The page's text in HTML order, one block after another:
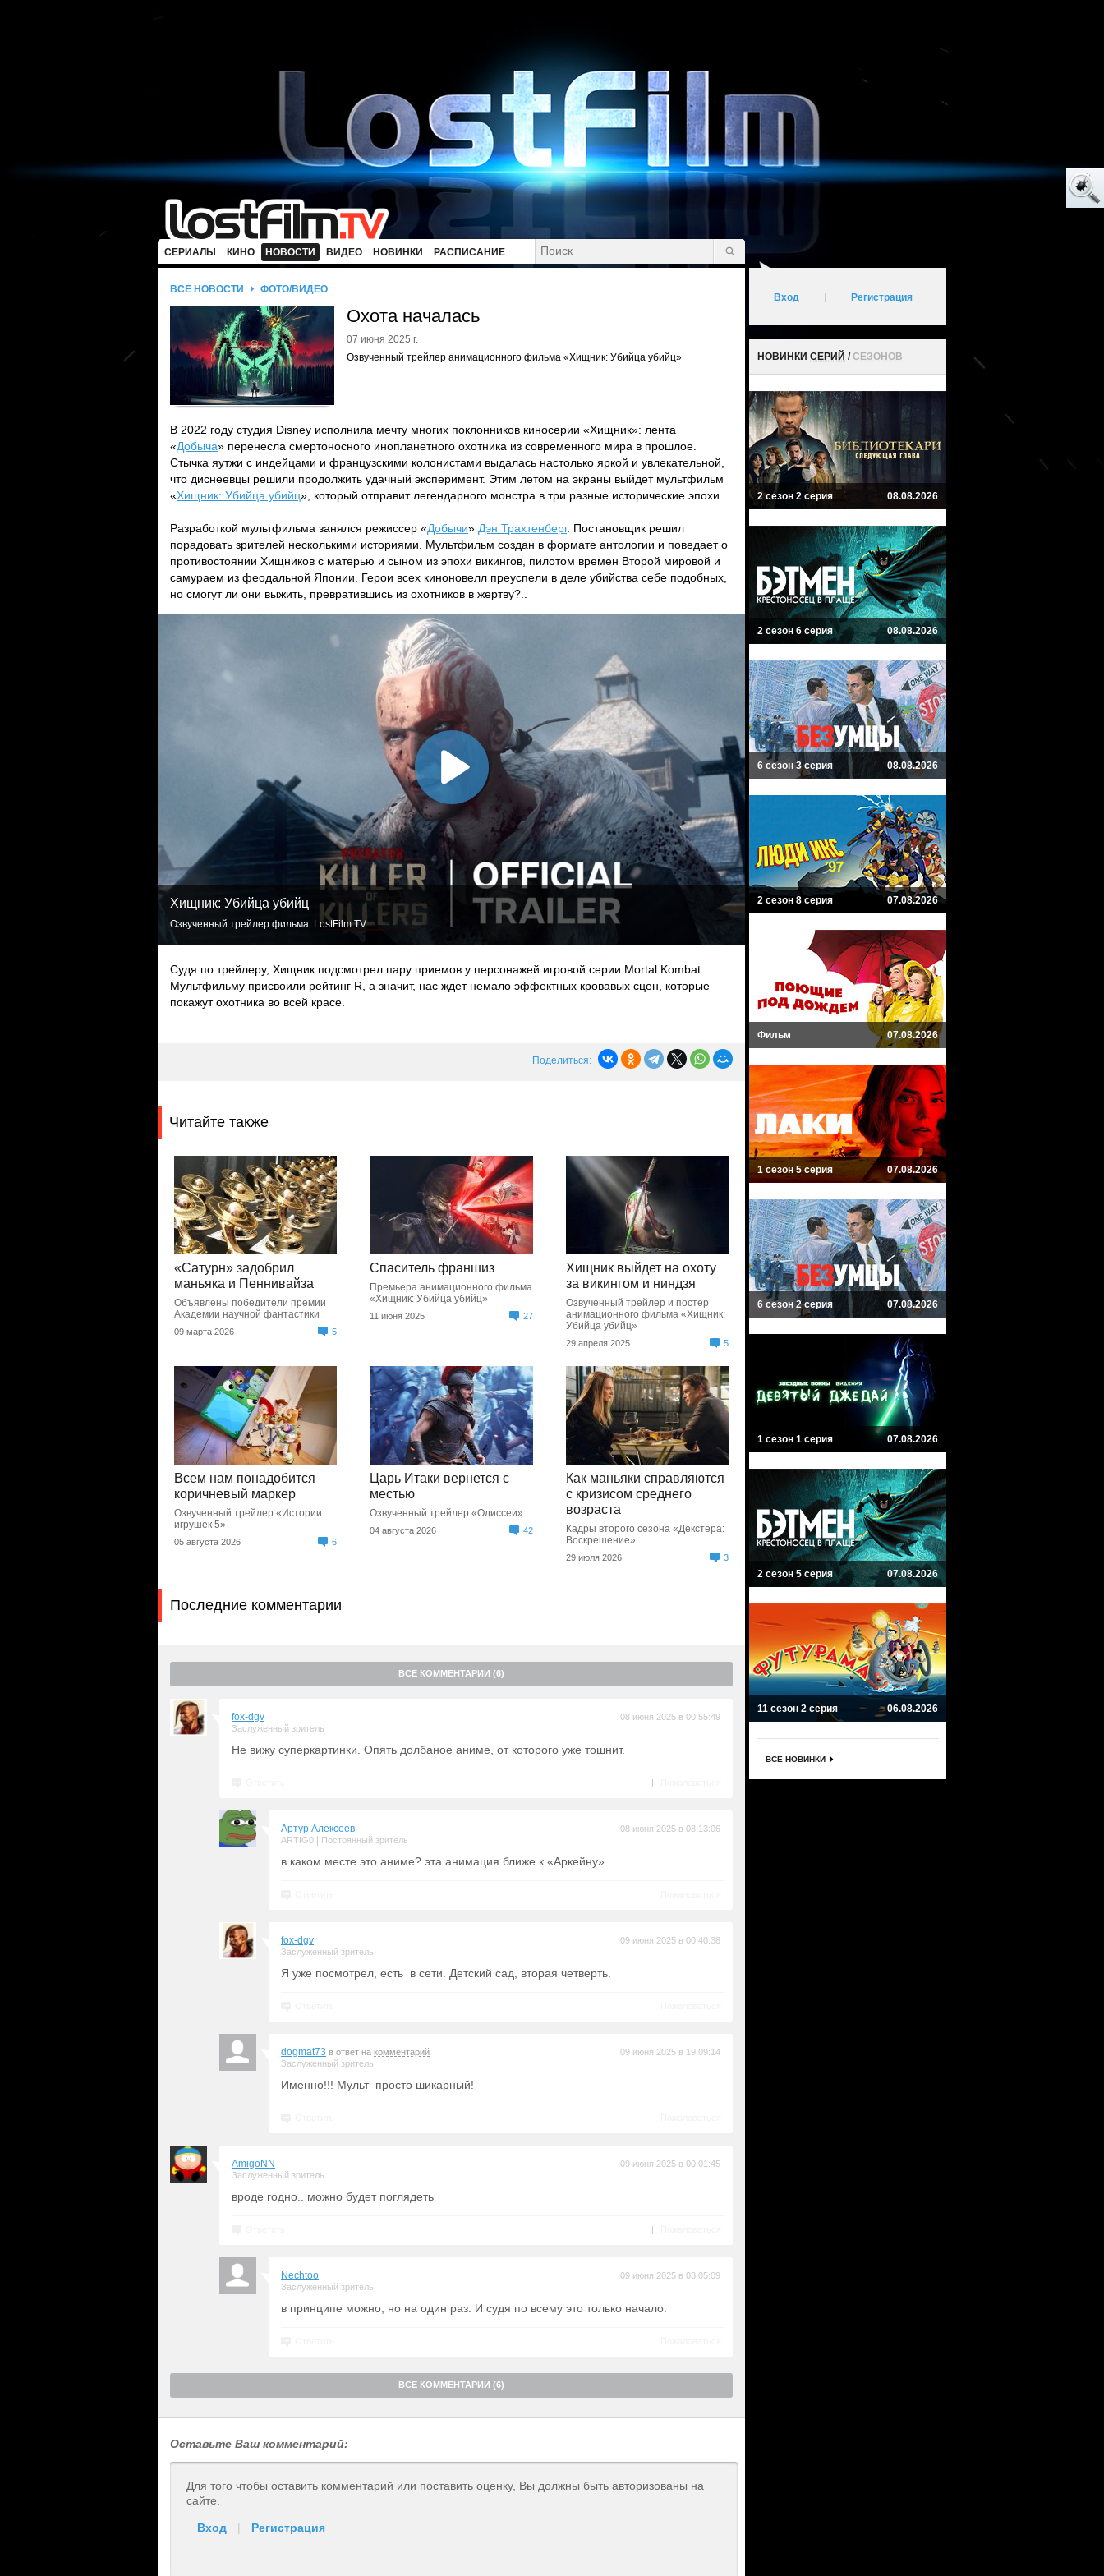
СЕРИАЛЫ КИНО НОВОСТИ ВИДЕО НОВИНКИ РАСПИСАНИЕ
ВСЕ НОВОСТИ ФОТО/ВИДЕО
Охота началась
07 июня 2025 г.
Озвученный трейлер анимационного фильма «Хищник: Убийца убийц»
В 2022 году студия Disney исполнила мечту многих поклонников киносерии «Хищник»: лента
«Добыча» перенесла смертоносного инопланетного охотника из современного мира в прошлое.
Стычка яутжи с индейцами и французскими колонистами выдалась настолько яркой и увлекательной,
что диснеевцы решили продолжить удачный эксперимент. Этим летом на экраны выйдет мультфильм
«Хищник: Убийца убийц», который отправит легендарного монстра в три разные исторические эпохи.
Разработкой мультфильма занялся режиссер «Добычи» Дэн Трахтенберг. Постановщик решил
порадовать зрителей несколькими историями. Мультфильм создан в формате антологии и поведает о
противостоянии Хищников с матерью и сыном из эпохи викингов, пилотом времен Второй мировой и
самураем из феодальной Японии. Герои всех киноновелл преуспели в деле убийства себе подобных,
но смогут ли они выжить, превратившись из охотников в жертву?..
Хищник: Убийца убийц
Озвученный трейлер фильма. LostFilm.TV
Судя по трейлеру, Хищник подсмотрел пару приемов у персонажей игровой серии Mortal Kombat.
Мультфильму присвоили рейтинг R, а значит, нас ждет немало эффектных кровавых сцен, которые
покажут охотника во всей красе.
Поделиться:
Читайте также
«Сатурн» задобрил
маньяка и Пеннивайза
Объявлены победители премии
Академии научной фантастики
09 марта 2026 5
Спаситель франшиз
Премьера анимационного фильма
«Хищник: Убийца убийц»
11 июня 2025 27
Хищник выйдет на охоту
за викингом и ниндзя
Озвученный трейлер и постер
анимационного фильма «Хищник:
Убийца убийц»
29 апреля 2025 5
Всем нам понадобится
коричневый маркер
Озвученный трейлер «Истории
игрушек 5»
05 августа 2026 6
Царь Итаки вернется с
местью
Озвученный трейлер «Одиссеи»
04 августа 2026 42
Как маньяки справляются
с кризисом среднего
возраста
Кадры второго сезона «Декстера:
Воскрешение»
29 июля 2026 3
Последние комментарии
ВСЕ КОММЕНТАРИИ (6)
fox-dgv
Заслуженный зритель
08 июня 2025 в 00:55:49
Не вижу суперкартинки. Опять долбаное аниме, от которого уже тошнит.
|
Артур Алексеев
ARTIG0 Постоянный зритель
08 июня 2025 в 08:13:06
в каком месте это аниме? эта анимация ближе к «Аркейну»
fox-dgv
Заслуженный зритель
09 июня 2025 в 00:40:38
Я уже посмотрел, есть в сети. Детский сад, вторая четверть.
dogmat73 в ответ на комментарий
Заслуженный зритель
09 июня 2025 в 19:09:14
Именно!!! Мульт просто шикарный!
AmigoNN
Заслуженный зритель
09 июня 2025 в 00:01:45
вроде годно.. можно будет поглядеть
|
Nechtoo
Заслуженный зритель
09 июня 2025 в 03:05:09
в принципе можно, но на один раз. И судя по всему это только начало.
ВСЕ КОММЕНТАРИИ (6)
Оставьте Ваш комментарий:
Для того чтобы оставить комментарий или поставить оценку, Вы должны быть авторизованы на
сайте.
Вход | Регистрация
Вход Регистрация
НОВИНКИ СЕРИЙ /СЕЗОНОВ
2 сезон 2 серия 08.08.2026
2 сезон 6 серия 08.08.2026
6 сезон 3 серия 08.08.2026
2 сезон 8 серия 07.08.2026
Фильм 07.08.2026
1 сезон 5 серия 07.08.2026
6 сезон 2 серия 07.08.2026
1 сезон 1 серия 07.08.2026
2 сезон 5 серия 07.08.2026
11 сезон 2 серия 06.08.2026
ВСЕ НОВИНКИ